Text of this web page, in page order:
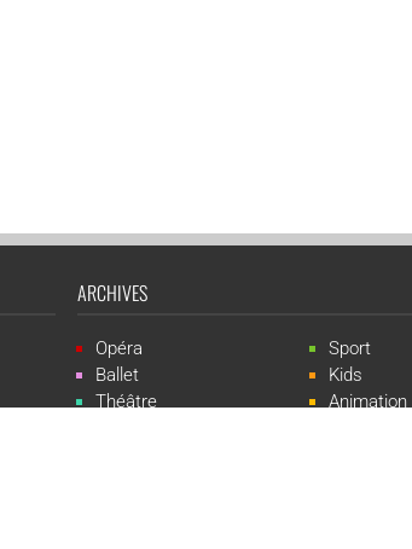
ARCHIVES
Opéra
Ballet
Théâtre
Sport
Kids
Animation